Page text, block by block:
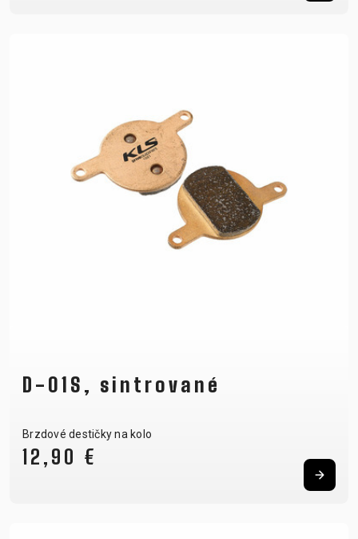
D-01S, sintrované
Brzdové destičky na kolo
12,90 €